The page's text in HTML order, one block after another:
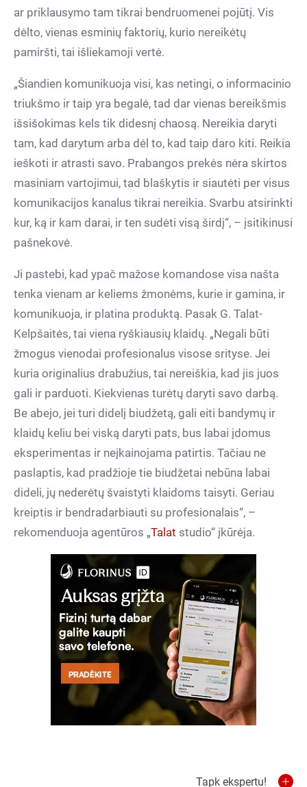
ar priklausymo tam tikrai bendruomenei pojūtį. Vis
dėlto, vienas esminių faktorių, kurio nereikėtų
pamiršti, tai išliekamoji vertė.
„Šiandien komunikuoja visi, kas netingi, o informacinio
triukšmo ir taip yra begalė, tad dar vienas bereikšmis
išsišokimas kels tik didesnį chaosą. Nereikia daryti
tam, kad darytum arba dėl to, kad taip daro kiti. Reikia
ieškoti ir atrasti savo. Prabangos prekės nėra skirtos
masiniam vartojimui, tad blaškytis ir siautėti per visus
komunikacijos kanalus tikrai nereikia. Svarbu atsirinkti
kur, ką ir kam darai, ir ten sudėti visą širdį“, – įsitikinusi
pašnekovė.
Ji pastebi, kad ypač mažose komandose visa našta
tenka vienam ar keliems žmonėms, kurie ir gamina, ir
komunikuoja, ir platina produktą. Pasak G. Talat-
Kelpšaitės, tai viena ryškiausių klaidų. „Negali būti
žmogus vienodai profesionalus visose srityse. Jei
kuria originalius drabužius, tai nereiškia, kad jis juos
gali ir parduoti. Kiekvienas turėtų daryti savo darbą.
Be abejo, jei turi didelį biudžetą, gali eiti bandymų ir
klaidų keliu bei viską daryti pats, bus labai įdomus
eksperimentas ir neįkainojama patirtis. Tačiau ne
paslaptis, kad pradžioje tie biudžetai nebūna labai
dideli, jų nederėtų švaistyti klaidoms taisyti. Geriau
kreiptis ir bendradarbiauti su profesionalais“, –
rekomenduoja agentūros „Talat studio“ įkūrėja.
Tapk ekspertu!